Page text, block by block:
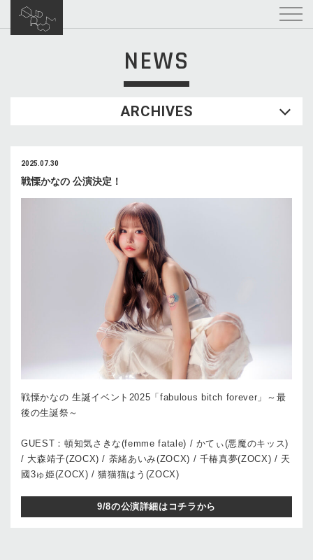
NEWS
ARCHIVES
2025.07.30
戦慄かなの 公演決定！
戦慄かなの 生誕イベント2025「fabulous bitch forever」～最
後の生誕祭～
GUEST：頓知気さきな(femme fatale) / かてぃ(悪魔のキッス)
/ 大森靖子(ZOCX) / 荼緒あいみ(ZOCX) / 千椿真夢(ZOCX) / 天
國3ゅ姫(ZOCX) / 猫猫猫はう(ZOCX)
9/8の公演詳細はコチラから